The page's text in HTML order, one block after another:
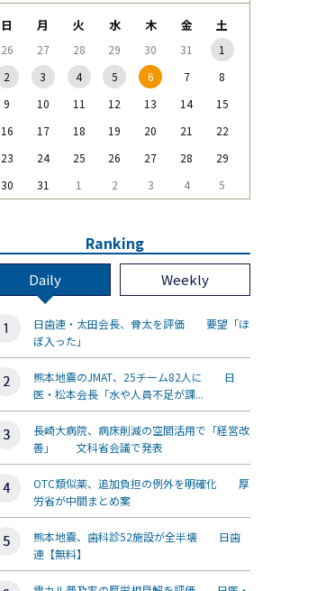
日 月 火 水 木 金 土
26 27 28 29 30 31
1
2
3 4 5 6 7
8
9
10 11 12 13 14
15
16
17 18 19 20 21
22
23
24 25 26 27 28
29
30
31 1 2 3 4 5
Ranking
Daily Weekly
日歯連・太田会長、骨太を評価 要望「ほ
ぼ入った」
熊本地震のJMAT、25チーム82人に 日
医・松本会長「水や人員不足が課...
長崎大病院、病床削減の空間活用で「経営改
善」 文科省会議で発表
OTC類似薬、追加負担の例外を明確化 厚
労省が中間まとめ案
熊本地震、歯科診52施設が全半壊 日歯
連【無料】